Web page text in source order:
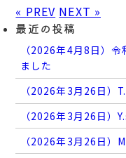
« PREV NEXT »
最近の投稿
（2026年4月8日）
ました
（2026年3月26日）
（2026年3月26日）
（2026年3月26日）